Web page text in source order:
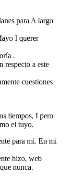
para A largo
I querer
.
respecto a este
cuestiones
tiempos, I pero
el tuyo.
para mí. En mi
hizo, web
nunca.